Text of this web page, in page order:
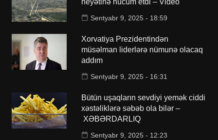
heyətinə hücum etdi – Video
Sentyabr 9, 2025 - 18:59
Xorvatiya Prezidentindən
müsəlman liderlərə nümunə olacaq
addım
Sentyabr 9, 2025 - 16:31
Bütün uşaqların sevdiyi yemək ciddi
xəstəliklərə səbəb ola bilər –
XƏBƏRDARLIQ
Sentyabr 9, 2025 - 12:23